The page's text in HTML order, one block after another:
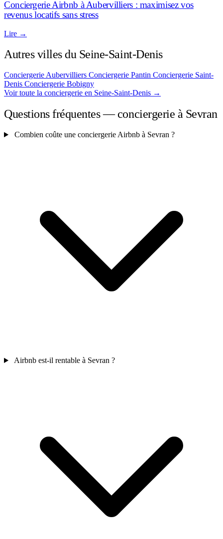
Conciergerie Airbnb à Aubervilliers : maximisez vos
revenus locatifs sans stress
Lire →
Autres villes du Seine-Saint-Denis
Conciergerie Aubervilliers Conciergerie Pantin Conciergerie Saint-
Denis Conciergerie Bobigny
Voir toute la conciergerie en Seine-Saint-Denis →
Questions fréquentes — conciergerie à Sevran
Combien coûte une conciergerie Airbnb à Sevran ?
Airbnb est-il rentable à Sevran ?